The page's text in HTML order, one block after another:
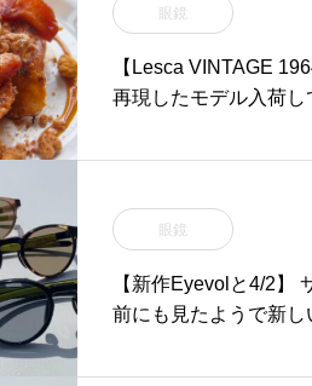
眼鏡
【Lesca VINTAGE
再現したモデル入荷
眼鏡
【新作Eyevolと4/2】
前にも見たようで新